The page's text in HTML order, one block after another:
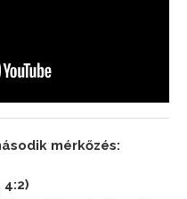
mérkőzés:
4:2)